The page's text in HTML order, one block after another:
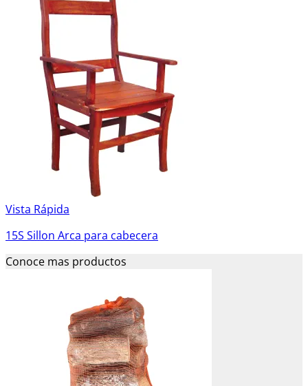
Vista Rápida
15S Sillon Arca para cabecera
Conoce mas productos